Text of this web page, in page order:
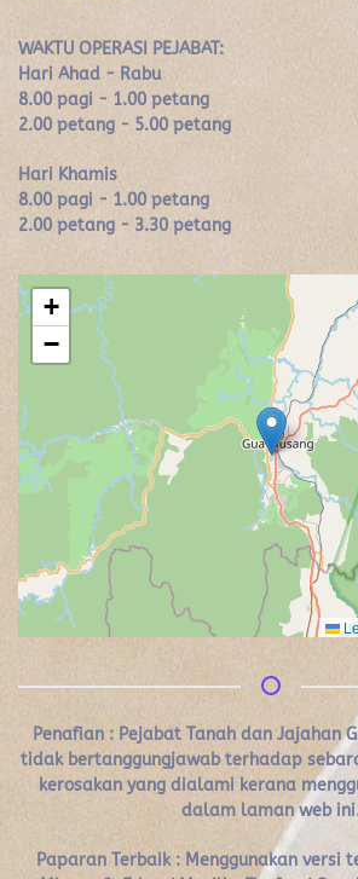
WAKTU OPERASI PEJABAT:
Hari Ahad - Rabu
8.00 pagi - 1.00 petang
2.00 petang - 5.00 petang
Hari Khamis
8.00 pagi - 1.00 petang
2.00 petang - 3.30 petang
+
−
Penafian : Pejabat Tanah dan Jajahan
tidak bertanggungjawab terhadap
kerosakan yang dialami kerana
dalam laman web
Paparan Terbaik : Menggunakan versi